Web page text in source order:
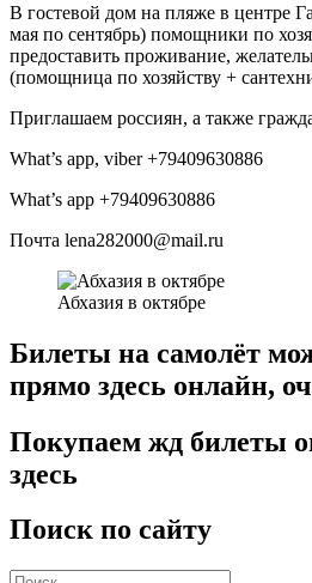
В гостевой дом на пляже в центре
мая по сентябрь) помощники по
предоставить проживание,
(помощница по хозяйству +
Приглашаем россиян, а также
What’s app, viber +79409630886
What’s app +79409630886
Почта lena282000@mail.ru
Абхазия в октябре
Билеты на самолёт
прямо здесь онлайн,
Покупаем жд билеты
здесь
Поиск по сайту